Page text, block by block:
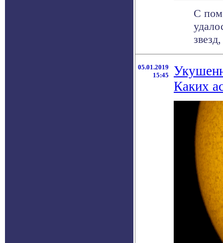
С
05.01.2019
15:45
Каких